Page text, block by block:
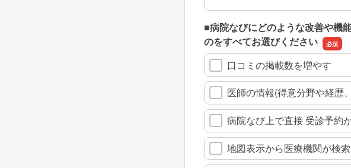
■病院なびにどのような改善や機
のをすべてお選びください
口コミの掲載数を増やす
医師の情報(得意分野や経歴
病院なび上で直接 受診予約
地図表示から医療機関が検